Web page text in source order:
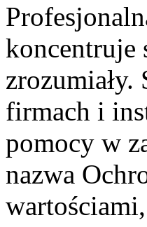
koncentruje
zrozumiały.
firmach i
pomocy w
nazwa